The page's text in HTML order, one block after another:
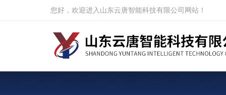
您好，欢迎进入山东云唐智能科技有限公司网站！